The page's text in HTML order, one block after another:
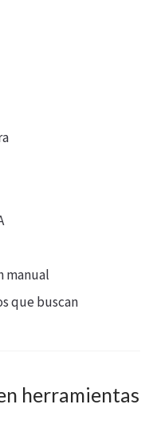
manual
que buscan
herramientas